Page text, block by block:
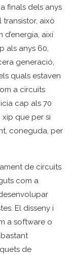
finals dels anys
això
així
als anys 60,
generació,
quals estaven
a circuits
cap als 70
xip que per si
coneguda, per
de circuits
com a
El disseny i
a software o
de